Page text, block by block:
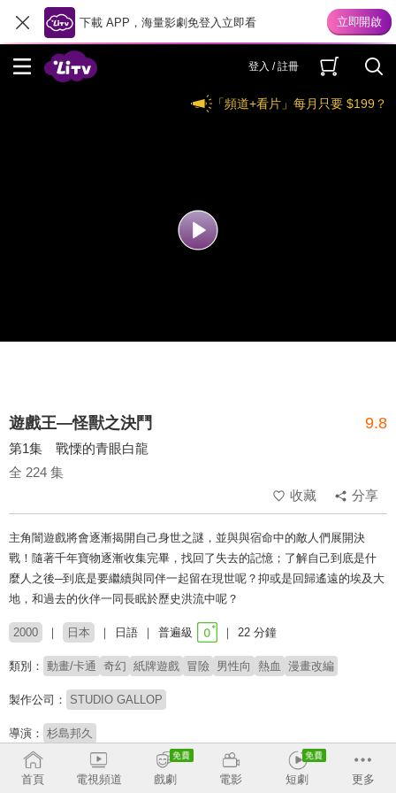
下載 APP，海量影劇免登入立即看
登入 / 註冊
「頻道+看片」每月只要 $199？
遊戲王—怪獸之決鬥 9.8
第1集 戰慄的青眼白龍
全 224 集
收藏
分享
主角闇遊戲將會逐漸揭開自己身世之謎，並與與宿命中的敵人們展開決
戰！隨著千年寶物逐漸收集完畢，找回了失去的記憶；了解自己到底是什
麼人之後─到底是要繼續與同伴一起留在現世呢？抑或是回歸遙遠的埃及大
地，和過去的伙伴一同長眠於歷史洪流中呢？
2000 日本 日語 普遍級 22 分鐘
類別： 動畫/卡通 奇幻 紙牌遊戲 冒險 男性向 熱血 漫畫改編
製作公司： STUDIO GALLOP
導演： 杉島邦久
配音： 風間俊介 齊藤真紀 近藤孝行 菊池英博 高橋廣樹
津田健次郎 竹内順子 井上遙- 松本梨香
首頁 電視頻道 戲劇 電影 短劇 更多